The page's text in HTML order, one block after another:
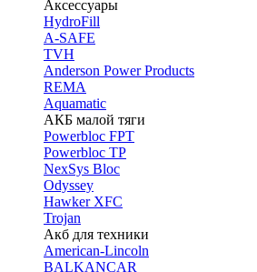
Аксессуары
HydroFill
A-SAFE
TVH
Anderson Power Products
REMA
Aquamatic
АКБ малой тяги
Powerbloc FPT
Powerbloc TP
NexSys Bloc
Odyssey
Hawker XFC
Trojan
Акб для техники
American-Lincoln
BALKANCAR